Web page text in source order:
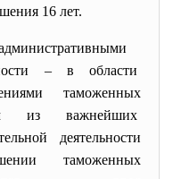
16 лет.
– в области
таможенных
из важнейших
деятельности
таможенных